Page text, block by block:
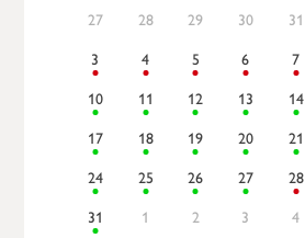
27
28 29 30 31
3
4 5 6 7
10
11 12 13 14
17
18 19 20 21
24
25 26 27 28
31
1 2 3 4